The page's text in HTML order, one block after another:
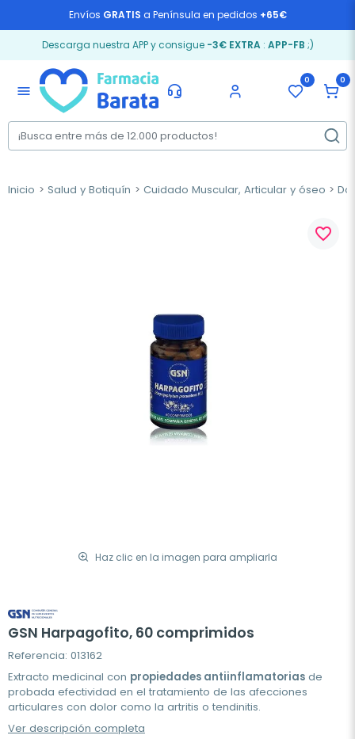
Envíos GRATIS a Península en pedidos +65€
Descarga nuestra APP y consigue -3€ EXTRA: APP-FB ;)
menu
0 0
Inicio Salud y Botiquín Cuidado Muscular, Articular y óseo
Haz clic en la imagen para ampliarla
favorite_border
GSN Harpagofito, 60 comprimidos
Referencia: 013162
Extracto medicinal con propiedades antiinflamatorias de
probada efectividad en el tratamiento de las afecciones
articulares con dolor como la artritis o tendinitis.
Ver descripción completa